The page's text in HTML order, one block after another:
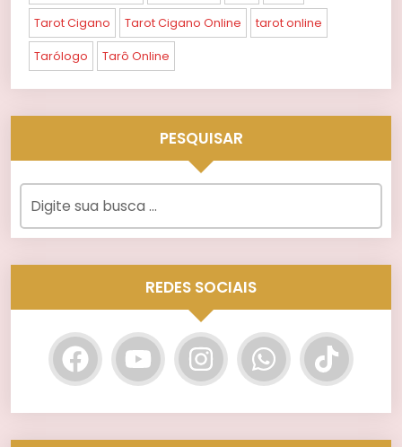
Tarot Cigano Tarot Cigano Online tarot online
Tarólogo Tarô Online
PESQUISAR
REDES SOCIAIS